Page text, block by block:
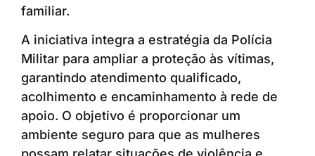
familiar.
A iniciativa integra a estratégia da Polícia
Militar para ampliar a proteção às vítimas,
garantindo atendimento qualificado,
acolhimento e encaminhamento à rede de
apoio. O objetivo é proporcionar um
ambiente seguro para que as mulheres